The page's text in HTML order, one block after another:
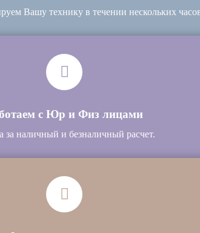
Вашу технику в течении нескольких
с Юр и Физ лицами
за наличный и безналичный расчет.